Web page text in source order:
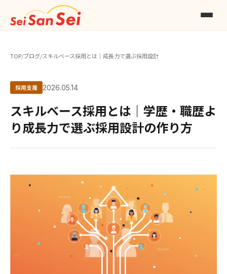
TOP/ブログ/スキルベース採用とは｜成長力で選ぶ採用設計
採用支援 2026.05.14
スキルベース採用とは｜学歴・職歴よ
り成長力で選ぶ採用設計の作り方